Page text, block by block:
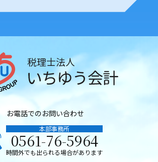
お電話でのお問い合わせ
本部事務所
0561-76-5964
時間外でも出られる場合があります